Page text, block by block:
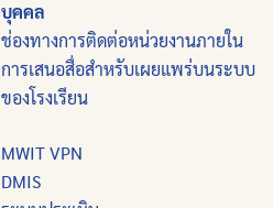
บุคคล
ช่องทางการติดต่อหน่วยงานภายใน
การเสนอสื่อสำหรับเผยแพร่บนระบบ
ของโรงเรียน
MWIT VPN
DMIS